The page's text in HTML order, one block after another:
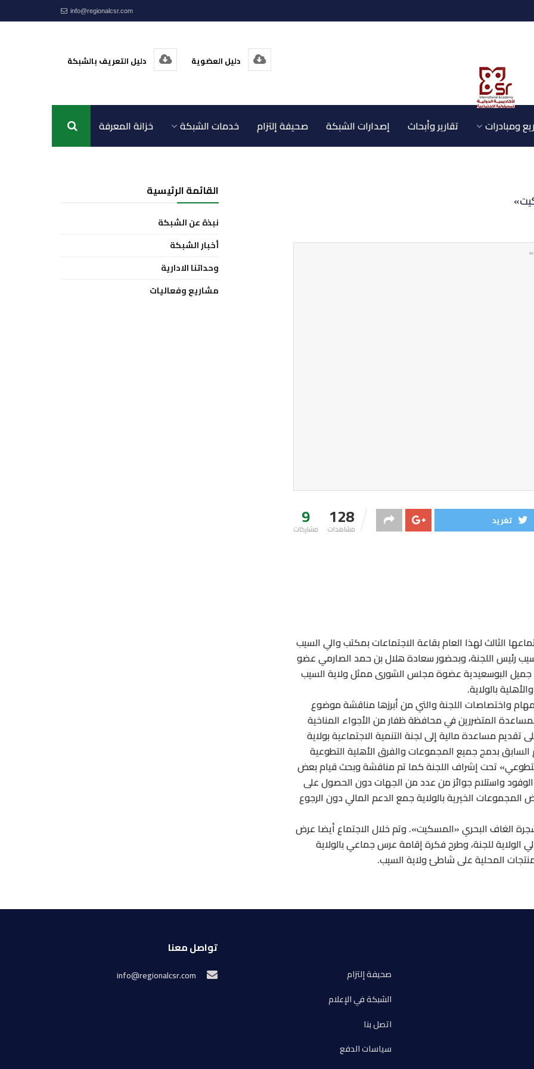
info@regionalcsr.com
دليل العضوية دليل التعريف بالشبكة
ومبادرات تقارير وأبحاث إصدارات الشبكة صحيفة إلتزام خدمات الشبكة خزانة المعرفة اتصل بنا
9
مشاركات 128
مشاهدات
تغريد
الثالث لهذا العام بقاعة الاجتماعات بمكتب والي السيب
رئيس اللجنة، وبحضور سعادة هلال بن حمد الصارمي عضو
البوسعيدية عضوة مجلس الشورى ممثل ولاية السيب
بالولاية.
واختصاصات اللجنة والتي من أبرزها مناقشة موضوع
المتضررين في محافظة ظفار من الأجواء المناخية
تقديم مساعدة مالية إلى لجنة التنمية الاجتماعية بولاية
بدمج جميع المجموعات والفرق الأهلية التطوعية
تحت إشراف اللجنة كما تم مناقشة وبحث قيام بعض
واستلام جوائز من عدد من الجهات دون الحصول على
الخيرية بالولاية جمع الدعم المالي دون الرجوع
الغاف البحري «المسكيت». وتم خلال الاجتماع أيضا عرض
للجنة، وطرح فكرة إقامة عرس جماعي بالولاية
المحلية على شاطئ ولاية السيب.
القائمة الرئيسية
نبذة عن الشبكة
أخبار الشبكة
وحداتنا الادارية
مشاريع وفعاليات
صحيفة إلتزام
الشبكة في الإعلام
اتصل بنا
سياسات الدفع
تواصل معنا